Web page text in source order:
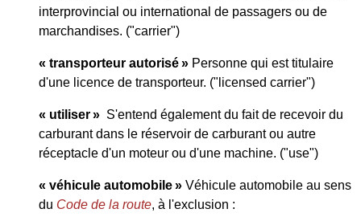
interprovincial ou international de passagers ou de
marchandises. ("carrier")
« transporteur autorisé » Personne qui est titulaire
d'une licence de transporteur. ("licensed carrier")
« utiliser » S'entend également du fait de recevoir du
carburant dans le réservoir de carburant ou autre
réceptacle d'un moteur ou d'une machine. ("use")
« véhicule automobile » Véhicule automobile au sens
du Code de la route, à l'exclusion :